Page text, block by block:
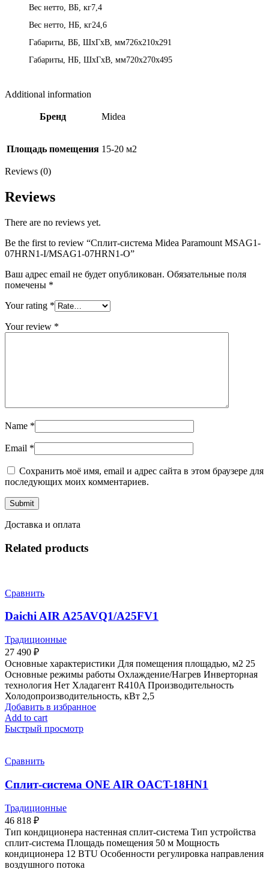
Вес нетто, ВБ, кг7,4
Вес нетто, НБ, кг24,6
Габариты, ВБ, ШхГхВ, мм726x210x291
Габариты, НБ, ШхГхВ, мм720x270x495
Additional information
Бренд Midea
Площадь помещения 15-20 м2
Reviews (0)
Reviews
There are no reviews yet.
Be the first to review “Сплит-система Midea Paramount MSAG1-
07HRN1-I/MSAG1-07HRN1-O”
Ваш адрес email не будет опубликован. Обязательные поля
помечены *
Your rating *
Your review *
Name *
Email *
Сохранить моё имя, email и адрес сайта в этом браузере для
последующих моих комментариев.
Доставка и оплата
Related products
Сравнить
Daichi AIR A25AVQ1/A25FV1
Традиционные
27 490 ₽
Основные характеристики Для помещения площадью, м2 25
Основные режимы работы Охлаждение/Нагрев Инверторная
технология Нет Хладагент R410A Производительность
Холодопроизводительность, кВт 2,5
Добавить в избранное
Add to cart
Быстрый просмотр
Сравнить
Сплит-система ONE AIR OACT-18HN1
Традиционные
46 818 ₽
Тип кондиционера настенная сплит-система Тип устройства
сплит-система Площадь помещения 50 м Мощность
кондиционера 12 BTU Особенности регулировка направления
воздушного потока